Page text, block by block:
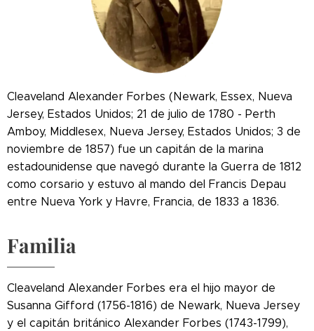
Cleaveland Alexander Forbes (Newark, Essex, Nueva
Jersey, Estados Unidos; 21 de julio de 1780 - Perth
Amboy, Middlesex, Nueva Jersey, Estados Unidos; 3 de
noviembre de 1857) fue un capitán de la marina
estadounidense que navegó durante la Guerra de 1812
como corsario y estuvo al mando del Francis Depau
entre Nueva York y Havre, Francia, de 1833 a 1836.
Familia
Cleaveland Alexander Forbes era el hijo mayor de
Susanna Gifford (1756-1816) de Newark, Nueva Jersey
y el capitán británico Alexander Forbes (1743-1799),